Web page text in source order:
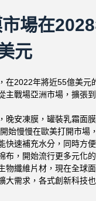
場在
元
在2022年將近55億美元
主戰場亞洲市場，擴張
晚安凍膜，罐裝乳霜面
始慢慢在歐美打開市場
快速補充水分，同時方
布，開始流行更多元化
物纖維片材，現在全球
大需求，各式創新科技也